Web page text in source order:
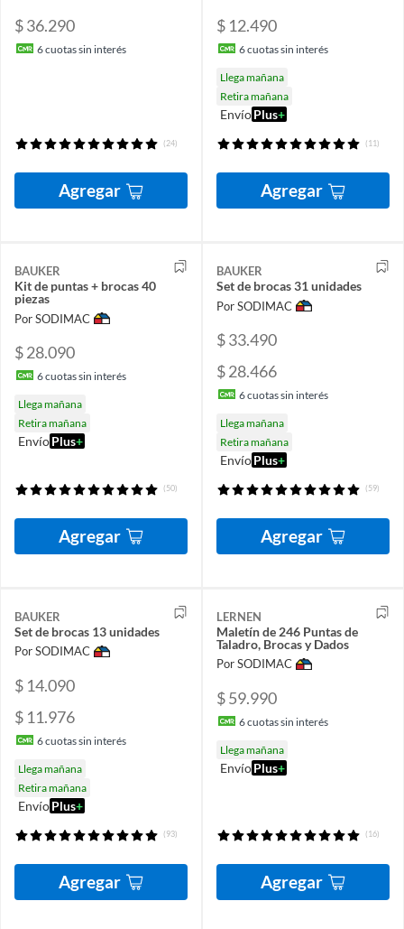
$ 36.290
6cuotas sin interés
(24)
Agregar
$ 12.490
6cuotas sin interés
Llega mañana
Retira mañana
EnvíoPlus+
(11)
Agregar
BAUKER
Kit de puntas + brocas 40
piezas
Por SODIMAC
$ 28.090
6cuotas sin interés
Llega mañana
Retira mañana
EnvíoPlus+
(50)
Agregar
BAUKER
Set de brocas 31 unidades
Por SODIMAC
$ 33.490
$ 28.466
6cuotas sin interés
Llega mañana
Retira mañana
EnvíoPlus+
(59)
Agregar
BAUKER
Set de brocas 13 unidades
Por SODIMAC
$ 14.090
$ 11.976
6cuotas sin interés
Llega mañana
Retira mañana
EnvíoPlus+
(93)
Agregar
LERNEN
Maletín de 246 Puntas de
Taladro, Brocas y Dados
Por SODIMAC
$ 59.990
6cuotas sin interés
Llega mañana
EnvíoPlus+
(16)
Agregar